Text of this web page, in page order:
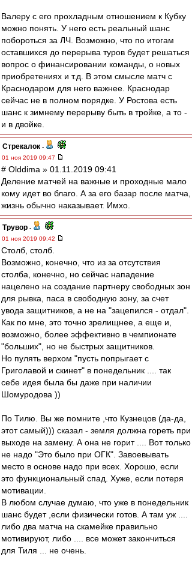
Валеру с его прохладным отношением к Кубку
можно понять. У него есть реальный шанс
побороться за ЛЧ. Возможно, что по итогам
оставшихся до перерыва туров будет решаться
вопрос о финансировании команды, о новых
приобретениях и т.д. В этом смысле матч с
Краснодаром для него важнее. Краснодар
сейчас не в полном порядке. У Ростова есть
шанс к зимнему перерыву быть в тройке, а то -
и в двойке.
Стрекалок -
01 ноя 2019 09:47
# Olddima » 01.11.2019 09:41
Деление матчей на важные и проходные мало
кому идет во благо. А за его базар после матча,
жизнь обычно наказывает. Имхо.
Трувор -
01 ноя 2019 09:42
Столб, столб.
Возможно, конечно, что из за отсутствия
столба, конечно, но сейчас нападение
нацелено на создание партнеру свободных зон
для рывка, паса в свободную зону, за счет
увода защитников, а не на "зацепился - отдал".
Как по мне, это точно зрелищнее, а еще и,
возможно, более эффективно в чемпионате
"больших", но не быстрых защитников.
Но пулять верхом "пусть попрыгает с
Григолавой и скинет" в понедельник .... так
себе идея была бы даже при наличии
Шомуродова ))
По Тилю. Вы же помните ,что Кузнецов (да-да,
этот самый))) сказал - земля должна гореть при
выходе на замену. А она не горит .... Вот только
не надо "Это было при ОГК". Завоевывать
место в основе надо при всех. Хорошо, если
это функциональный спад. Хуже, если потеря
мотивации.
В любом случае думаю, что уже в понедельник
шанс будет ,если физически готов. А там уж ....
либо два матча на скамейке правильно
мотивируют, либо .... все может закончиться
для Тиля ... не очень.